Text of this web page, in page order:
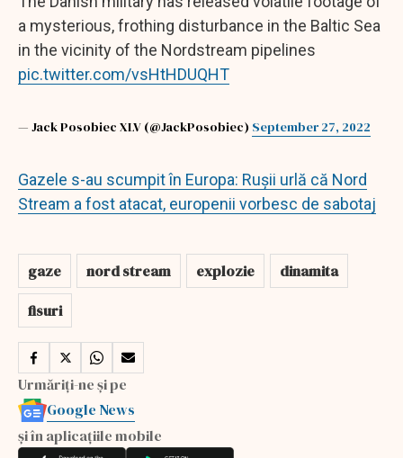
a mysterious, frothing disturbance in the Baltic Sea
in the vicinity of the Nordstream pipelines
pic.twitter.com/vsHtHDUQHT
— Jack Posobiec XLV (@JackPosobiec) September 27, 2022
Gazele s-au scumpit în Europa: Rușii urlă că Nord
Stream a fost atacat, europenii vorbesc de sabotaj
gaze nord stream explozie
dinamita
fisuri
Urmăriți-ne și pe
Google News
și în aplicațiile mobile